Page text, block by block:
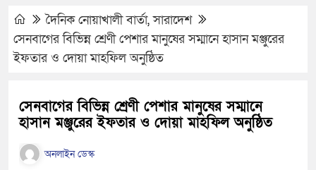
দৈনিক নোয়াখালী বার্তা,সারাদেশ
সেনবাগের বিভিন্ন শ্রেণী পেশার মানুষের সম্মানে হাসান মঞ্জুরের
ইফতার ও দোয়া মাহফিল অনুষ্ঠিত
সেনবাগের বিভিন্ন শ্রেণী পেশার মানুষের সম্মানে
হাসান মঞ্জুরের ইফতার ও দোয়া মাহফিল অনুষ্ঠিত
অনলাইন ডেস্ক